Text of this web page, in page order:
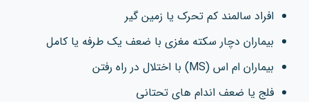
افراد سالمند کم‌ تحرک یا زمین‌ گیر
بیماران دچار سکته مغزی با ضعف یک‌ طرفه یا کامل
بیماران ام‌ اس (MS) با اختلال در راه رفتن
فلج یا ضعف اندام‌ های تحتانی